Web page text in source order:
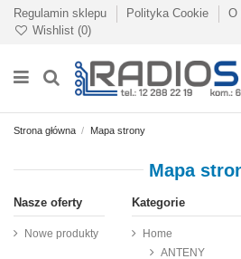
Regulamin sklepu Polityka Cookie O
Wishlist (0)
Strona główna Mapa strony
Mapa
Nasze oferty
Nowe produkty
Kategorie
Home
ANTENY